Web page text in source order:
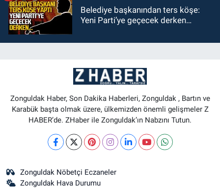
Belediye başkanından ters köşe:
Yeni Parti’ye geçecek derken…
Zonguldak Haber, Son Dakika Haberleri, Zonguldak , Bartın ve
Karabük başta olmak üzere, ülkemizden önemli gelişmeler Z
HABER’de. ZHaber ile Zonguldak’ın Nabzını Tutun.
Zonguldak Nöbetçi Eczaneler
Zonguldak Hava Durumu